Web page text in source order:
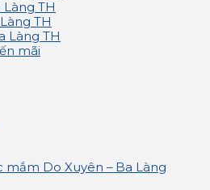
TH
TH
Làng TH
mãi
mắm Do Xuyên – Ba Làng